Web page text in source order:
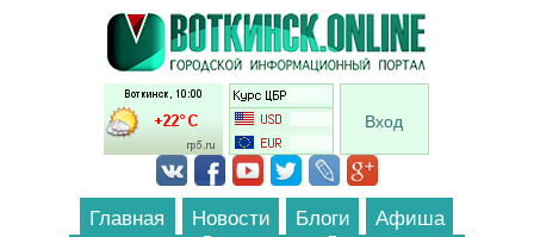
Перейти к основному содержанию
Вход
Главная Новости Блоги
Афиша